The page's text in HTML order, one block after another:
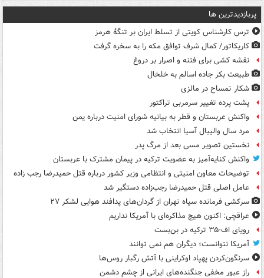
پربازدیدترین ها
ترس کارشناس کویتی از تسلط ایران بر تنگۀ هرمز
کاریکاتور/ کمال شرف توافق مکه را به سخره گرفت
نقشه کشی برای فتنه و اصرار بر دروغ
طبیعت بکر جاده اسالم به خلخال
شکار تمساح در مالزی
پشت پرده تغییر سرمربی تراکتور
واکنش عربستان و قطر به بیانیه شورای امنیت درباره یمن
مرد سال والیبال آسیا انتخاب شد
نخستین تصویر مسی بعد از مرگ پدر
واکنش کنایه‌آمیز به عضویت ترکیه در پیمان مشترک با عربستان
توضیحات معاون امنیتی و انتظامی وزیر کشور درباره قتل حمیدرضا رجب زاده
عامل اصلی قتل حمیدرضا رجب‌زاده دستگیر شد
سرکشی فرمانده سپاه تهران از گردان‌های پدافند هوایی لشکر ۲۷
عراقچی: اکنون هیچ مذاکره‌ای با آمریکا نداریم
رویای اف-۳۵ ترکیه در بن‌بست
آمریکا نتوانست؛ دیگران هم نمی توانند
سرنگون‌کردن پهپاد اوکراینی با آتش رگبار روس‌ها
راز عبور مخفی جنگنده‌های ایرانی از چشم دشمن